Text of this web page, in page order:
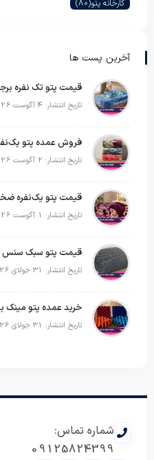
کارخانه پتو(80)
آخرین پست ها
تاریخ انتشار: 4 آگوست 2026
تاریخ انتشار: 2 آگوست 2026
تاریخ انتشار: 1 آگوست 2026
تاریخ انتشار: 31 جولای 2026
تاریخ انتشار: 31 جولای 2026
شماره تماس:
09125824399